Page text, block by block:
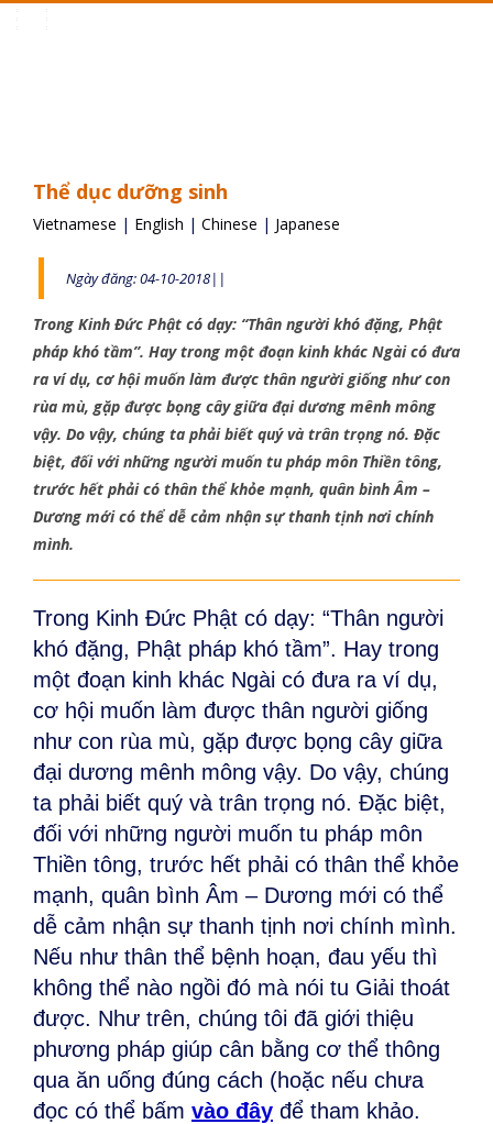
Thể dục dưỡng sinh
Vietnamese | English | Chinese | Japanese
Ngày đăng: 04-10-2018||
Trong Kinh Đức Phật có dạy: “Thân người khó đặng, Phật
pháp khó tầm”. Hay trong một đoạn kinh khác Ngài có đưa
ra ví dụ, cơ hội muốn làm được thân người giống như con
rùa mù, gặp được bọng cây giữa đại dương mênh mông
vậy. Do vậy, chúng ta phải biết quý và trân trọng nó. Đặc
biệt, đối với những người muốn tu pháp môn Thiền tông,
trước hết phải có thân thể khỏe mạnh, quân bình Âm –
Dương mới có thể dễ cảm nhận sự thanh tịnh nơi chính
mình.
Trong Kinh Đức Phật có dạy: “Thân người
khó đặng, Phật pháp khó tầm”. Hay trong
một đoạn kinh khác Ngài có đưa ra ví dụ,
cơ hội muốn làm được thân người giống
như con rùa mù, gặp được bọng cây giữa
đại dương mênh mông vậy. Do vậy, chúng
ta phải biết quý và trân trọng nó. Đặc biệt,
đối với những người muốn tu pháp môn
Thiền tông, trước hết phải có thân thể khỏe
mạnh, quân bình Âm – Dương mới có thể
dễ cảm nhận sự thanh tịnh nơi chính mình.
Nếu như thân thể bệnh hoạn, đau yếu thì
không thể nào ngồi đó mà nói tu Giải thoát
được. Như trên, chúng tôi đã giới thiệu
phương pháp giúp cân bằng cơ thể thông
qua ăn uống đúng cách (hoặc nếu chưa
đọc có thể bấm vào đây để tham khảo.